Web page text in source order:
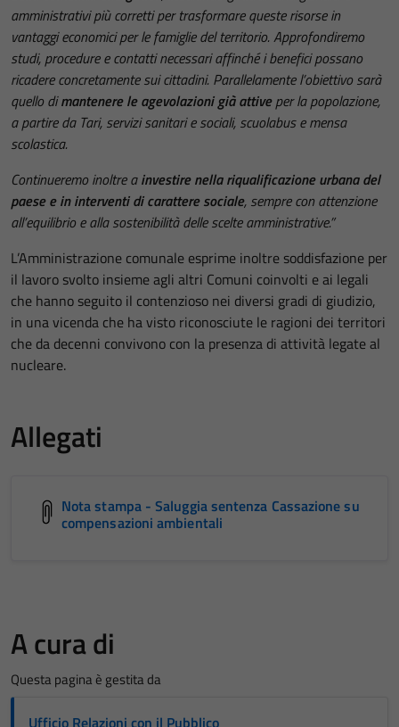
amministrativi più corretti per trasformare queste risorse in
vantaggi economici per le famiglie del territorio. Approfondiremo
studi, procedure e contatti necessari affinché i benefici possano
ricadere concretamente sui cittadini. Parallelamente l’obiettivo sarà
quello dimantenere le agevolazioni già attiveper la popolazione,
a partire da Tari, servizi sanitari e sociali, scuolabus e mensa
scolastica.
Continueremo inoltre ainvestire nella riqualificazione urbana del
paese e in interventi di carattere sociale, sempre con attenzione
all’equilibrio e alla sostenibilità delle scelte amministrative.”
L’Amministrazione comunale esprime inoltre soddisfazione per
il lavoro svolto insieme agli altri Comuni coinvolti e ai legali
che hanno seguito il contenzioso nei diversi gradi di giudizio,
in una vicenda che ha visto riconosciute le ragioni dei territori
che da decenni convivono con la presenza di attività legate al
nucleare.
Allegati
Nota stampa - Saluggia sentenza Cassazione su
compensazioni ambientali
A cura di
Questa pagina è gestita da
Ufficio Relazioni con il Pubblico